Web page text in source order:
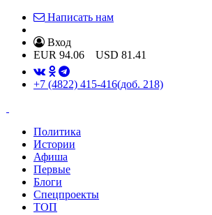
Написать нам
Вход
EUR 94.06 USD 81.41
+7 (4822) 415-416(доб. 218)
Политика
Истории
Афиша
Первые
Блоги
Спецпроекты
ТОП